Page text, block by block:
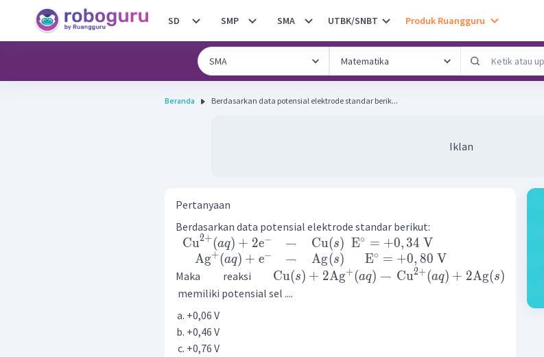
SD SMP SMA UTBK/SNBT Produk Ruangguru
Beranda Berdasarkan data potensial elektrode standar berik...
Iklan
Pertanyaan
Berdasarkan data potensial elektrode standar berikut:
Cu2+(aq) + 2e−
Ag+(aq) + e−
→
→
Cu(s) E∘ = +0, 34 V
Ag(s) E∘ = +0, 80 V
Maka reaksi Cu(s) + 2Ag+(aq) → Cu2+(aq) + 2Ag(s)
memiliki potensial sel ....
+0,06 V
+0,46 V
+0,76 V